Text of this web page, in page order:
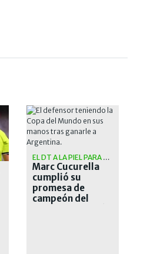
EL DT A LA PIEL PARA SIEMPRE
Marc Cucurella
cumplió su
promesa de
campeón del